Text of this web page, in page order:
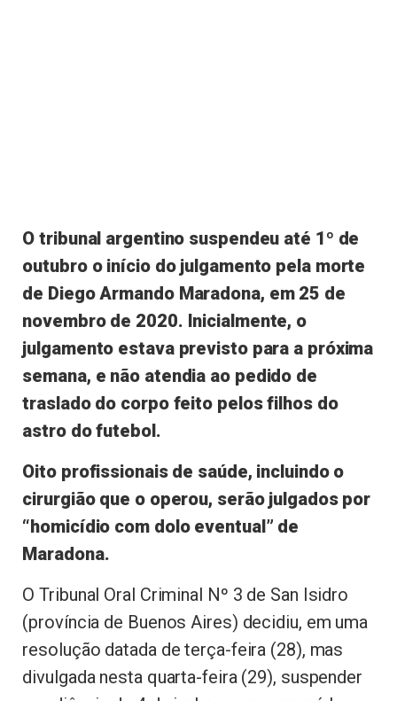
O tribunal argentino suspendeu até 1º de
outubro o início do julgamento pela morte
de Diego Armando Maradona, em 25 de
novembro de 2020. Inicialmente, o
julgamento estava previsto para a próxima
semana, e não atendia ao pedido de
traslado do corpo feito pelos filhos do
astro do futebol.
Oito profissionais de saúde, incluindo o
cirurgião que o operou, serão julgados por
“homicídio com dolo eventual” de
Maradona.
O Tribunal Oral Criminal Nº 3 de San Isidro
(província de Buenos Aires) decidiu, em uma
resolução datada de terça-feira (28), mas
divulgada nesta quarta-feira (29), suspender